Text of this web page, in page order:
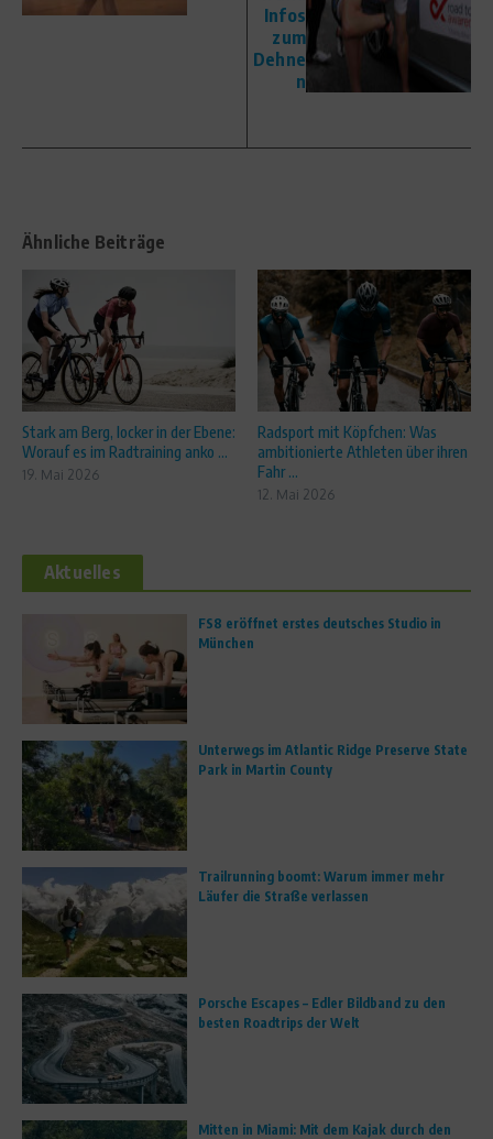
Infos
zum
Dehne
n
Ähnliche Beiträge
Stark am Berg, locker in der Ebene:
Worauf es im Radtraining anko ...
19. Mai 2026
Radsport mit Köpfchen: Was
ambitionierte Athleten über ihren
Fahr ...
12. Mai 2026
Aktuelles
FS8 eröffnet erstes deutsches Studio in
München
Unterwegs im Atlantic Ridge Preserve State
Park in Martin County
Trailrunning boomt: Warum immer mehr
Läufer die Straße verlassen
Porsche Escapes – Edler Bildband zu den
besten Roadtrips der Welt
Mitten in Miami: Mit dem Kajak durch den